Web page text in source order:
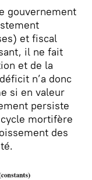
gouvernement
et fiscal
il ne fait
et de la
n’a donc
si en valeur
persiste
mortifère
des